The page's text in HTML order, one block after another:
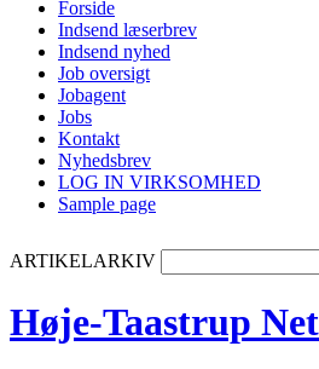
Forside
Indsend læserbrev
Indsend nyhed
Job oversigt
Jobagent
Jobs
Kontakt
Nyhedsbrev
LOG IN VIRKSOMHED
Sample page
ARTIKELARKIV
Høje-Taastrup